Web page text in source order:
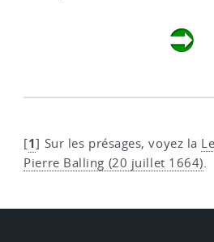
[1] Sur les présages, voyez la
Pierre Balling (20 juillet 1664)